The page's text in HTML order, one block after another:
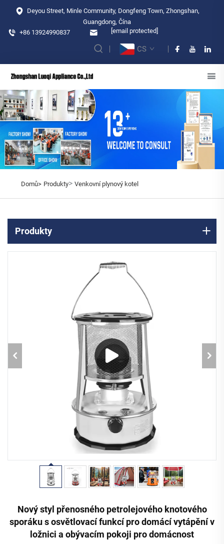
Deyou Street, Minle Community, Dongfeng Town, Zhongshan,
Guangdong, Čína
+86 13924990837
[email protected]
CS
Domů> Produkty> Venkovní plynový kotel
Produkty
Nový styl přenosného petrolejového knotového
sporáku s osvětlovací funkcí pro domácí vytápění v
ložnici a obývacím pokoji pro domácnost